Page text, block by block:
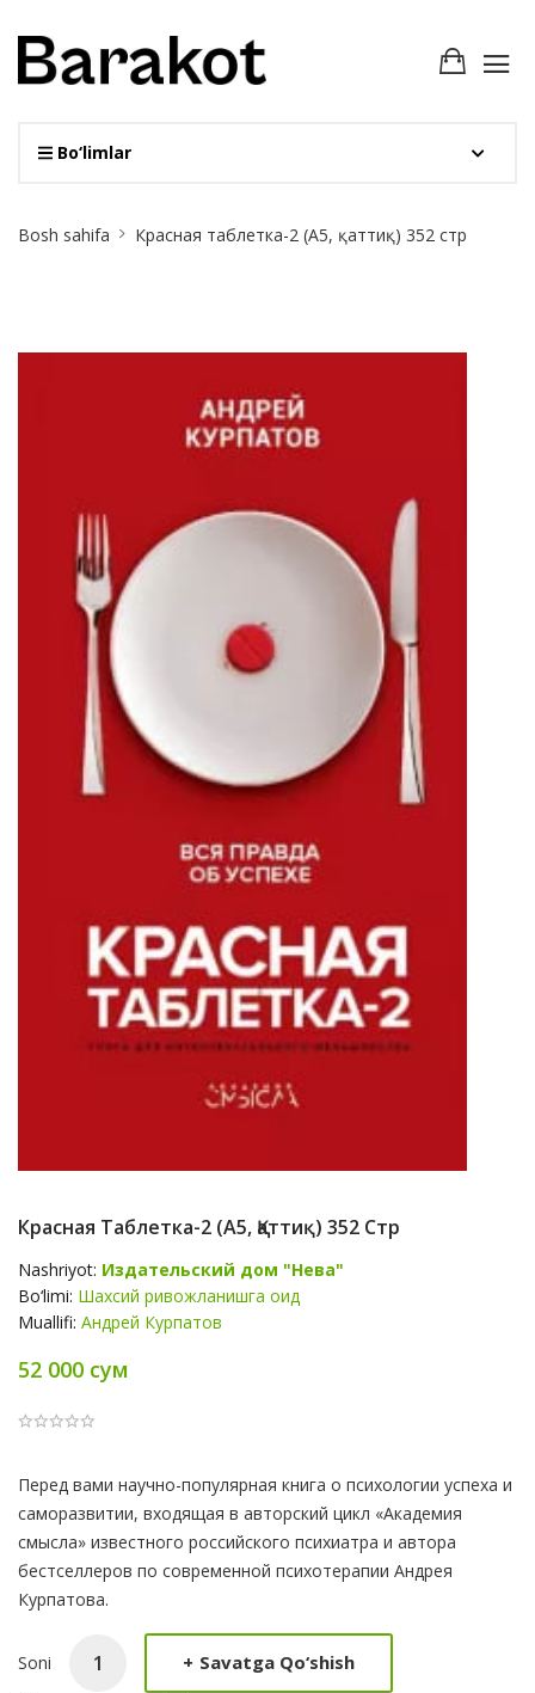
Bo‘limlar
Breadcrumb
Bosh sahifa Красная таблетка-2 (А5, қаттиқ) 352 стр
Красная Таблетка-2 (А5, Қаттиқ) 352 Стр
Nashriyot: Издательский дом "Нева"
Bo‘limi: Шахсий ривожланишга оид
Muallifi: Андрей Курпатов
52 000 сум
Product
Summery
Перед вами научно-популярная книга о психологии успеха и
саморазвитии, входящая в авторский цикл «Академия
смысла» известного российского психиатра и автора
бестселлеров по современной психотерапии Андрея
Курпатова.
Soni + Savatga Qo‘shish